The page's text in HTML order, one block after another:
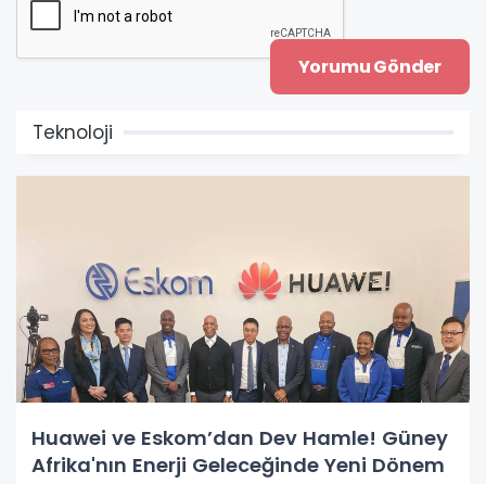
Teknoloji
Huawei ve Eskom’dan Dev Hamle! Güney
Afrika'nın Enerji Geleceğinde Yeni Dönem